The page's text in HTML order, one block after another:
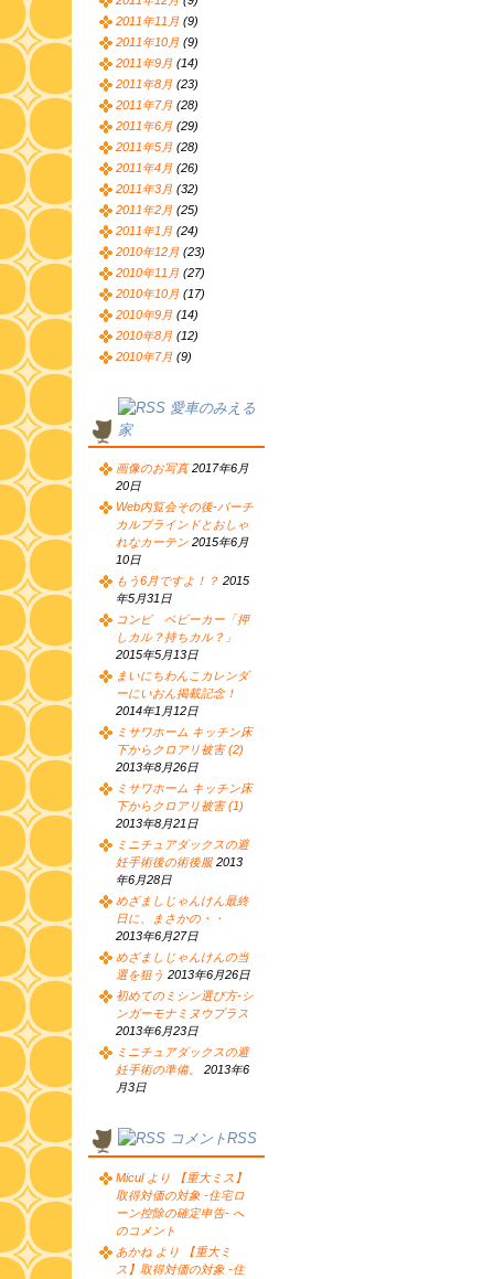
2011年11月 (9)
2011年10月 (9)
2011年9月 (14)
2011年8月 (23)
2011年7月 (28)
2011年6月 (29)
2011年5月 (28)
2011年4月 (26)
2011年3月 (32)
2011年2月 (25)
2011年1月 (24)
2010年12月 (23)
2010年11月 (27)
2010年10月 (17)
2010年9月 (14)
2010年8月 (12)
2010年7月 (9)
愛車のみえる
家
画像のお写真 2017年6月
20日
Web内覧会その後-バーチ
カルブラインドとおしゃ
れなカーテン 2015年6月
10日
もう6月ですよ！？ 2015
年5月31日
コンビ ベビーカー「押
しカル？持ちカル？」
2015年5月13日
まいにちわんこカレンダ
ーにいおん掲載記念！
2014年1月12日
ミサワホーム キッチン床
下からクロアリ被害 (2)
2013年8月26日
ミサワホーム キッチン床
下からクロアリ被害 (1)
2013年8月21日
ミニチュアダックスの避
妊手術後の術後服 2013
年6月28日
めざましじゃんけん最終
日に、まさかの・・
2013年6月27日
めざましじゃんけんの当
選を狙う 2013年6月26日
初めてのミシン選び方-シ
ンガーモナミヌウプラス
2013年6月23日
ミニチュアダックスの避
妊手術の準備。
2013年6
月3日
コメントRSS
Micul より 【重大ミス】
取得対価の対象 -住宅ロ
ーン控除の確定申告- へ
のコメント
あかね より 【重大ミ
ス】取得対価の対象 -住